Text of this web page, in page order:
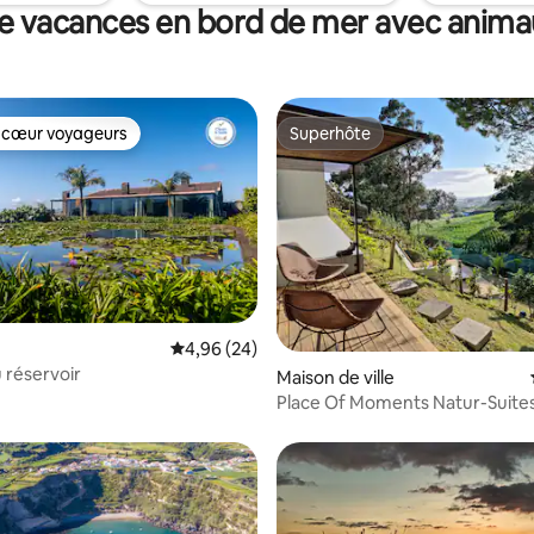
vacances en bord de mer avec
base de 112 commentaires : 4,97 sur 5
cœur voyageurs
voyageurs
Évaluation moyenne sur la base de 24
4,96 (24)
réservoir
Superhôte
Superhôte
Maison de ville
Place Of Moments Natur-